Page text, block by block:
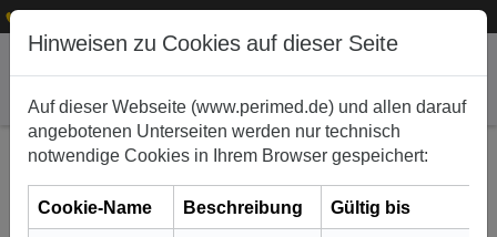
1
Hinweisen zu Cookies auf dieser Seite
Auf dieser Webseite (www.perimed.de) und allen darauf
angebotenen Unterseiten werden nur technisch
notwendige Cookies in Ihrem Browser gespeichert:
Cookie-Name Beschreibung
Gültig bis